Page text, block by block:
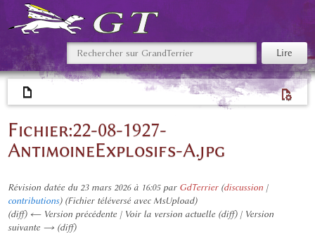
Fichier:22-08-1927-
AntimoineExplosifs-A.jpg
Révision datée du 23 mars 2026 à 16:05 par GdTerrier (discussion|
contributions) (Fichier téléversé avec MsUpload)
(diff) ← Version précédente | Voir la version actuelle (diff) | Version
suivante → (diff)